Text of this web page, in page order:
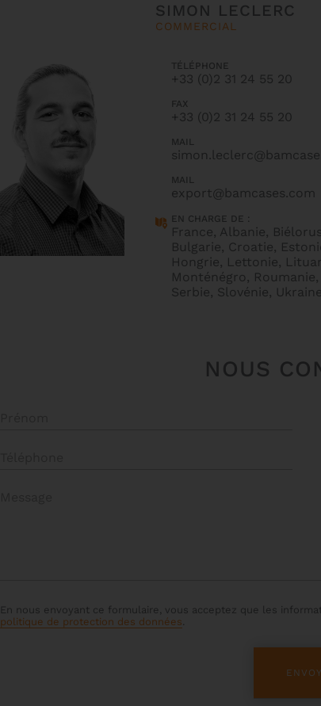
SIMON LECLERC
COMMERCIAL
TÉLÉPHONE
+33 (0)2 31 24 55 20
FAX
+33 (0)2 31 24 55 20
MAIL
MAIL
export@bamcases.com
EN CHARGE DE :
France, Albanie,
Bulgarie, Croatie,
Hongrie, Lettonie,
Monténégro, Roumanie,
Serbie, Slovénie, Ukraine
NOUS
En nous envoyant ce formulaire, vous acceptez que les
politique de protection des données.